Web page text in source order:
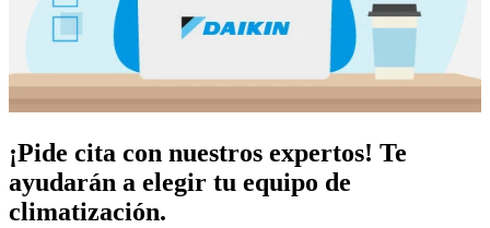
¡Pide cita con nuestros expertos! Te
ayudarán a elegir tu equipo de
climatización.